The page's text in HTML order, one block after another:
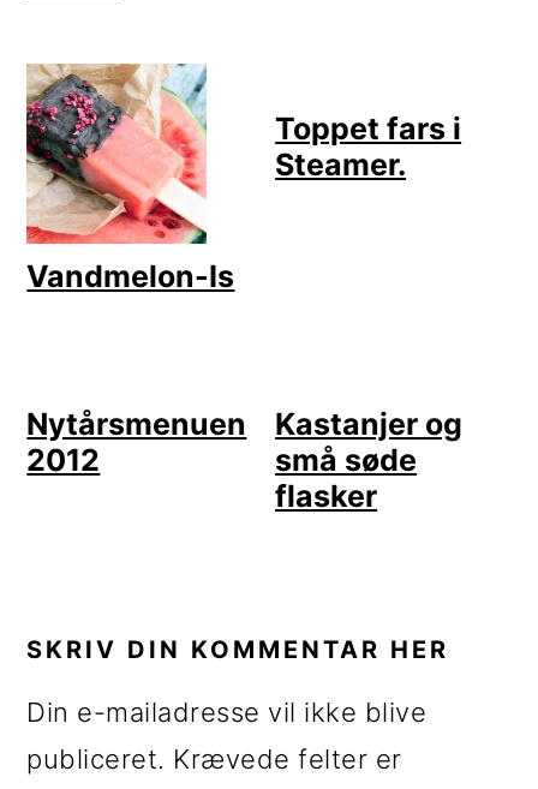
Vandmelon-Is
Toppet fars i
Steamer.
Nytårsmenuen
2012
Kastanjer og
små søde
flasker
SKRIV DIN KOMMENTAR HER
Din e-mailadresse vil ikke blive
publiceret. Krævede felter er